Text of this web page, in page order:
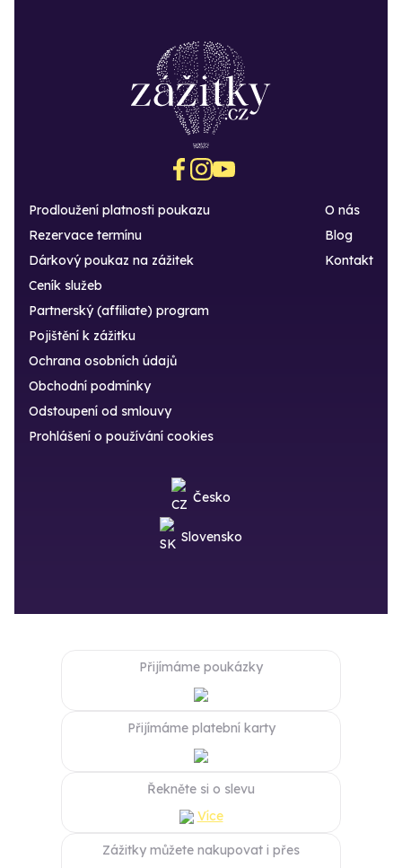
Prodloužení platnosti poukazu
Rezervace termínu
Dárkový poukaz na zážitek
O nás
Blog
Kontakt
Ceník služeb
Partnerský (affiliate) program
Pojištění k zážitku
Ochrana osobních údajů
Obchodní podmínky
Odstoupení od smlouvy
Prohlášení o používání cookies
Česko
Slovensko
Přijímáme poukázky
Přijímáme platební karty
Řekněte si o slevu
Více
Zážitky můžete nakupovat i přes